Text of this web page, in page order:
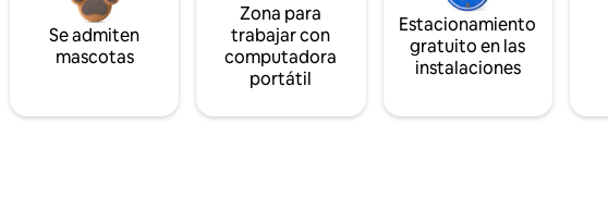
Se admiten
mascotas
Zona para
trabajar con
computadora
portátil
Estacionamiento
gratuito en las
instalaciones